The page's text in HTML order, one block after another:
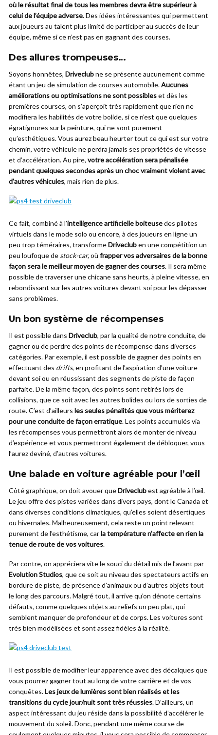
où le résultat final de tous les membres devra être supérieur à
celui de l’équipe adverse. Des idées intéressantes qui permettent
aux joueurs au talent plus limité de participer au succès de leur
équipe, même si ce n’est pas en gagnant des courses.
Des allures trompeuses…
Soyons honnêtes, Driveclubne se présente aucunement comme
étant un jeu de simulation de courses automobile.Aucunes
améliorations ou optimisations ne sont possibleset dès les
premières courses, on s’aperçoit très rapidement que rien ne
modifiera les habilités de votre bolide, si ce n’est que quelques
égratignures sur la peinture, qui ne sont purement
qu’esthétiques. Vous aurez beau heurter tout ce qui est sur votre
chemin, votre véhicule ne perdra jamais ses propriétés de vitesse
et d’accélération. Au pire, votre accélération sera pénalisée
pendant quelques secondes après un choc vraiment violent avec
d’autres véhicules, mais rien de plus.
Ce fait, combiné à l’intelligence artificielle boiteusedes pilotes
virtuels dans le mode solo ou encore, à des joueurs en ligne un
peu trop téméraires, transformeDrivecluben une compétition un
peu loufoque de stock-car,où frapper vos adversaires de la bonne
façon sera le meilleur moyen de gagner des courses. Il sera même
possible de traverser une chicane sans heurts, à pleine vitesse, en
rebondissant sur les autres voitures devant soi pour les dépasser
sans problèmes.
Un bon système de récompenses
Il est possible dans Driveclub, par la qualité de notre conduite, de
gagner ou de perdre des points de récompense dans diverses
catégories. Par exemple, il est possible de gagner des points en
effectuant des drifts, en profitant de l’aspiration d’une voiture
devant soi ou en réussissant des segments de piste de façon
parfaite. De la même façon, des points sont retirés lors de
collisions, que ce soit avec les autres bolides ou lors de sorties de
route. C’est d’ailleurs les seules pénalités que vous mériterez
pour une conduite de façon erratique. Les points accumulés via
les récompenses vous permettront alors de monter de niveau
d’expérience et vous permettront également de débloquer, vous
l’aurez deviné, d’autres voitures.
Une balade en voiture agréable pour l’œil
Côté graphique, on doit avouer queDriveclubest agréable à l’œil.
Le jeu offre des pistes variées dans divers pays, dont le Canada et
dans diverses conditions climatiques, qu’elles soient désertiques
ou hivernales. Malheureusement, cela reste un point relevant
purement de l’esthétisme, carla température n’affecte en rien la
tenue de route de vos voitures.
Par contre, on appréciera vite le souci du détail mis de l’avant par
Evolution Studios, que ce soit au niveau des spectateurs actifs en
bordure de piste, de présence d’animaux ou d’autres objets tout
le long des parcours. Malgré tout, il arrive qu’on dénote certains
défauts, comme quelques objets au reliefs un peu plat, qui
semblent manquer de profondeur et de corps. Les voitures sont
très bien modélisées et sont assez fidèles à la réalité.
Il est possible de modifier leur apparence avec des décalques que
vous pourrez gagner tout au long de votre carrière et de vos
conquêtes.Les jeux de lumières sont bien réalisés et les
transitions du cycle jour/nuit sont très réussies. D’ailleurs, un
aspect intéressant du jeu réside dans la possibilité d’accélérer le
mouvement du soleil. Donc, pendant une même course de